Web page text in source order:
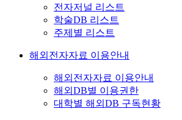
전자저널 리스트
학술DB 리스트
주제별 리스트
해외전자자료 이용안내
해외전자자료 이용안내
해외DB별 이용권한
대학별 해외DB 구독현황